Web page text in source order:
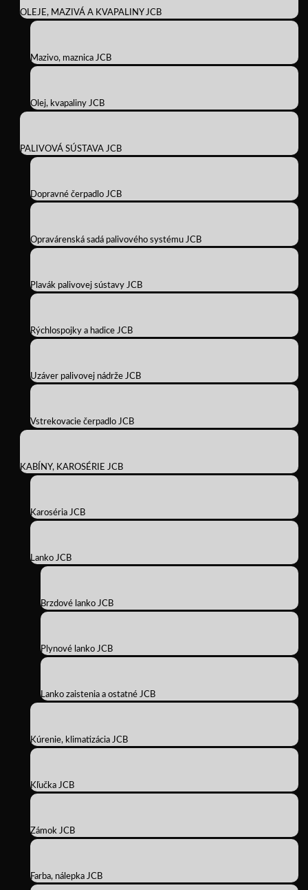
OLEJE, MAZIVÁ A KVAPALINY JCB
Mazivo, maznica JCB
Olej, kvapaliny JCB
PALIVOVÁ SÚSTAVA JCB
Dopravné čerpadlo JCB
Opravárenská sadá palivového systému JCB
Plavák palivovej sústavy JCB
Rýchlospojky a hadice JCB
Uzáver palivovej nádrže JCB
Vstrekovacie čerpadlo JCB
KABÍNY, KAROSÉRIE JCB
Karoséria JCB
Lanko JCB
Brzdové lanko JCB
Plynové lanko JCB
Lanko zaistenia a ostatné JCB
Kúrenie, klimatizácia JCB
Kľučka JCB
Zámok JCB
Farba, nálepka JCB